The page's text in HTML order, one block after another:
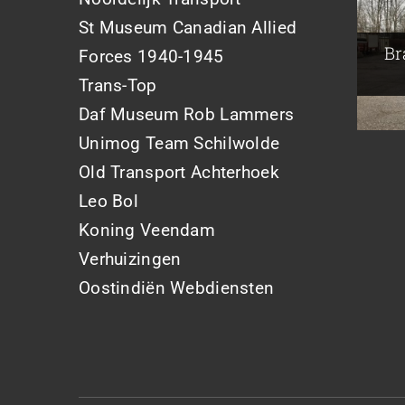
St Museum Canadian Allied
Forces 1940-1945
Trans-Top
Daf Museum Rob Lammers
Unimog Team Schilwolde
Old Transport Achterhoek
Leo Bol
Koning Veendam
Verhuizingen
Oostindiën Webdiensten